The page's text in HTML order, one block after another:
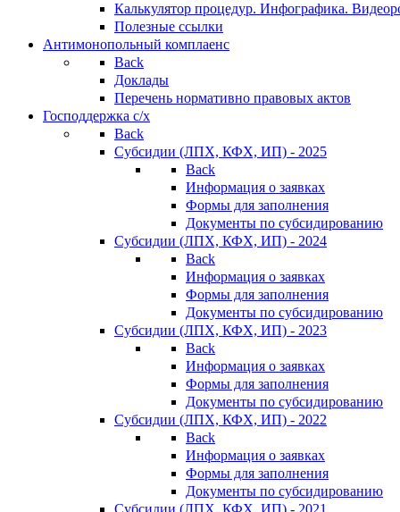
Калькулятор процедур. Инфографика.
Полезные ссылки
Антимонопольный комплаенс
Back
Доклады
Перечень нормативно правовых актов
Господдержка с/х
Back
Субсидии (ЛПХ, КФХ, ИП) - 2025
Back
Информация о заявках
Формы для заполнения
Документы по субсидированию
Субсидии (ЛПХ, КФХ, ИП) - 2024
Back
Информация о заявках
Формы для заполнения
Документы по субсидированию
Субсидии (ЛПХ, КФХ, ИП) - 2023
Back
Информация о заявках
Формы для заполнения
Документы по субсидированию
Субсидии (ЛПХ, КФХ, ИП) - 2022
Back
Информация о заявках
Формы для заполнения
Документы по субсидированию
Субсидии (ЛПХ, КФХ, ИП) - 2021